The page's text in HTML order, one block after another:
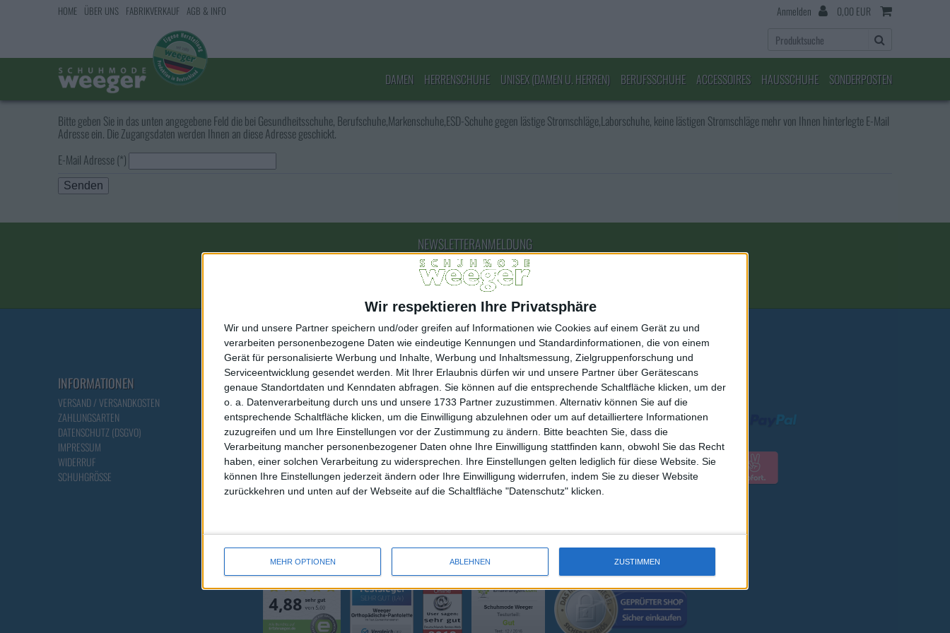
Wir respektieren Ihre Privatsphäre
Wir und unsere Partner speichern und/oder greifen auf Informationen wie Cookies auf einem Gerät zu und
verarbeiten personenbezogene Daten wie eindeutige Kennungen und Standardinformationen, die von einem
Gerät für personalisierte Werbung und Inhalte, Werbung und Inhaltsmessung, Zielgruppenforschung und
Serviceentwicklung gesendet werden.
Mit Ihrer Erlaubnis dürfen wir und unsere Partner über Gerätescans
genaue Standortdaten und Kenndaten abfragen. Sie können auf die entsprechende Schaltfläche klicken, um der
o. a. Datenverarbeitung durch uns und unsere 1733 Partner zuzustimmen. Alternativ können Sie auf die
entsprechende Schaltfläche klicken, um die Einwilligung abzulehnen oder um auf detailliertere Informationen
zuzugreifen und um Ihre Einstellungen vor der Zustimmung zu ändern.
Bitte beachten Sie, dass die
Verarbeitung mancher personenbezogener Daten ohne Ihre Einwilligung stattfinden kann, obwohl Sie das Recht
haben, einer solchen Verarbeitung zu widersprechen. Ihre Einstellungen gelten lediglich für diese Website. Sie
können Ihre Einstellungen jederzeit ändern oder Ihre Einwilligung widerrufen, indem Sie zu dieser Website
zurückkehren und unten auf der Webseite auf die Schaltfläche "Datenschutz" klicken.
MEHR OPTIONEN ABLEHNEN ZUSTIMMEN
HOME ÜBER UNS FABRIKVERKAUF AGB & INFO Anmelden 0,00 EUR
DAMEN HERRENSCHUHE UNISEX (DAMEN U. HERREN) BERUFSSCHUHE ACCESSOIRES HAUSSCHUHE SONDERPOSTEN
Bitte geben Sie in das unten angegebene Feld die bei Gesundheitsschuhe, Berufschuhe,Markenschuhe,ESD-Schuhe gegen lästige Stromschläge,Laborschuhe, keine lästigen Stromschläge mehr von Ihnen hinterlegte E-Mail
Adresse ein. Die Zugangsdaten werden Ihnen an diese Adresse geschickt.
E-Mail Adresse(*)
NEWSLETTERANMELDUNG
E-Mail Adresse
INFORMATIONEN
VERSAND / VERSANDKOSTEN
ZAHLUNGSARTEN
DATENSCHUTZ (DSGVO)
IMPRESSUM
WIDERRUF
SCHUHGRÖSSE
ÜBER UNS
ONLINE - KATALOG
PARTNER
HOME
ÜBER UNS
FABRIKVERKAUF
AGB & INFO
SCHUH WEEGER
MEIN KONTO
KONTAKT
WARENKORB
ZAHLUNG / VERSAND